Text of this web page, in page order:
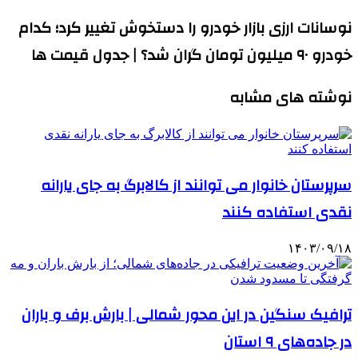
نوسانات ارزی بازار خودرو را دستخوش تغییر کرد؛ کدام
خودرو ۹۰ میلیون تومان گران شد؟ | جدول قیمت ها
نوشته های مشابه
سرپرستان خانوار می توانند از کالابرگ به جای یارانه
نقدی استفاده کنند
۱۴۰۳/۰۹/۱۸
ترافیک سنگین در این محور شمالی | بارش برف و باران
در جاده‌های ۹ استان